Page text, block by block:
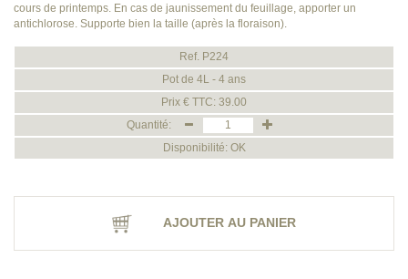
cours de printemps. En cas de jaunissement du feuillage, apporter un
antichlorose. Supporte bien la taille (après la floraison).
Ref. P224
Pot de 4L - 4 ans
Prix € TTC: 39.00
Quantité:
Disponibilité: OK
AJOUTER AU PANIER